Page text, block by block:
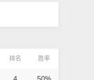
排名 胜率